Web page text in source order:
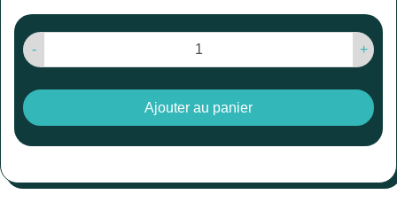
- +
Ajouter au panier